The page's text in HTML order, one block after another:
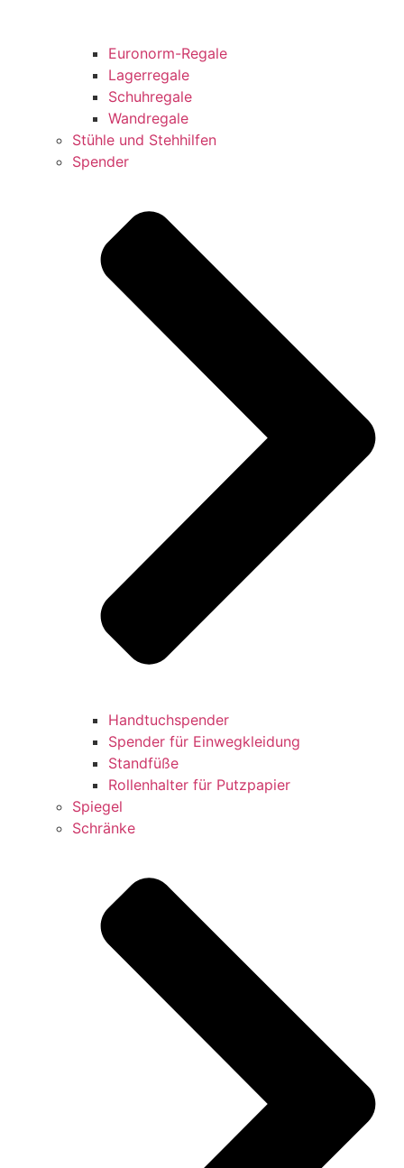
Euronorm-Regale
Lagerregale
Schuhregale
Wandregale
Stühle und Stehhilfen
Spender
Handtuchspender
Spender für Einwegkleidung
Standfüße
Rollenhalter für Putzpapier
Spiegel
Schränke